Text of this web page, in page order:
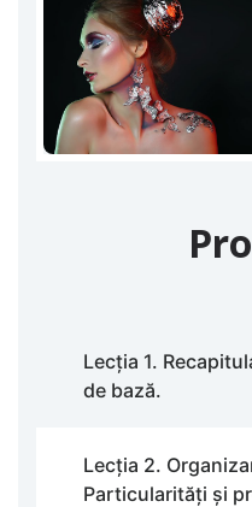
Lecția 1.
de bază.
Lecția 2.
Particularități și